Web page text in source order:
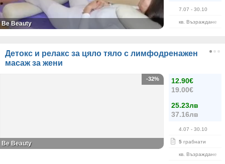
7.07 - 30.10
кв. Възраждане
Be Beauty
Детокс и релакс за цяло тяло с лимфодренажен
масаж за жени
12.90€
19.00€
25.23лв
37.16лв
4.07 - 30.10
5 грабнати
кв. Възраждане
-32%
Be Beauty